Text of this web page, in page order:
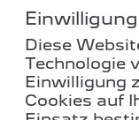
Diese
Technologie
Einwilligung
Cookies auf